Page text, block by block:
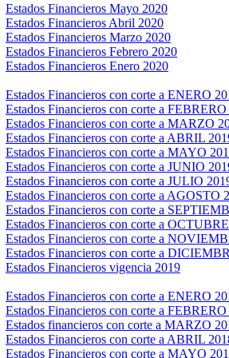
Estados Financieros Mayo 2020
Estados Financieros Abril 2020
Estados Financieros Marzo 2020
Estados Financieros Febrero 2020
Estados Financieros Enero 2020
Estados Financieros con corte a ENERO
Estados Financieros con corte a
Estados Financieros con corte a MARZO
Estados Financieros con corte a ABRIL
Estados Financieros con corte a MAYO
Estados Financieros con corte a JUNIO
Estados Financieros con corte a JULIO
Estados Financieros con corte a AGOSTO
Estados Financieros con corte a
Estados Financieros con corte a
Estados Financieros con corte a
Estados Financieros con corte a
Estados Financieros vigencia 2019
Estados Financieros con corte a ENERO
Estados Financieros con corte a
Estados financieros con corte a MARZO
Estados Financieros con corte a ABRIL
Estados Financieros con corte a MAYO